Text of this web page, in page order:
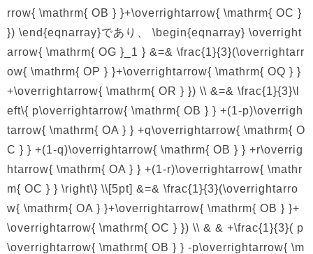
rrow{ \mathrm{ OB } }+\overrightarrow{ \mathrm{ OC }
}) \end{eqnarray}であり、 \begin{eqnarray} \overright
arrow{ \mathrm{ OG }_1 } &=& \frac{1}{3}(\overrightarr
ow{ \mathrm{ OP } }+\overrightarrow{ \mathrm{ OQ } }
+\overrightarrow{ \mathrm{ OR } }) \\ &=& \frac{1}{3}\l
eft\{ p\overrightarrow{ \mathrm{ OB } } +(1-p)\overrigh
tarrow{ \mathrm{ OA } } +q\overrightarrow{ \mathrm{ O
C } } +(1-q)\overrightarrow{ \mathrm{ OB } } +r\overrig
htarrow{ \mathrm{ OA } } +(1-r)\overrightarrow{ \mathr
m{ OC } } \right\} \\[5pt] &=& \frac{1}{3}(\overrightarro
w{ \mathrm{ OA } }+\overrightarrow{ \mathrm{ OB } }+
\overrightarrow{ \mathrm{ OC } }) \\ & & +\frac{1}{3}( p
\overrightarrow{ \mathrm{ OB } } -p\overrightarrow{ \m